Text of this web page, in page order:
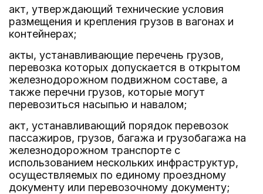
акт, утверждающий технические условия
размещения и крепления грузов в вагонах и
контейнерах;
акты, устанавливающие перечень грузов,
перевозка которых допускается в открытом
железнодорожном подвижном составе, а
также перечни грузов, которые могут
перевозиться насыпью и навалом;
акт, устанавливающий порядок перевозок
пассажиров, грузов, багажа и грузобагажа на
железнодорожном транспорте с
использованием нескольких инфраструктур,
осуществляемых по единому проездному
документу или перевозочному документу;